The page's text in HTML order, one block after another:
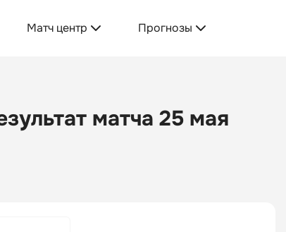
Матч центр Прогнозы
матча 25 мая